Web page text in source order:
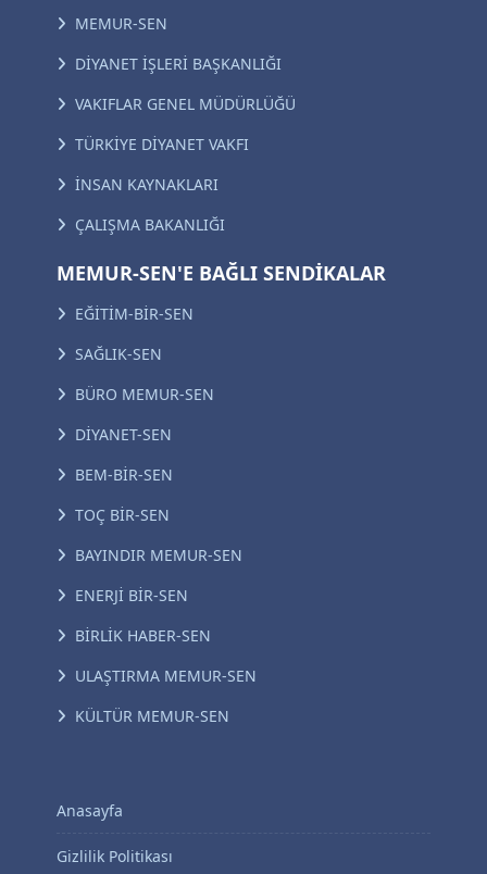
MEMUR-SEN
DİYANET İŞLERİ BAŞKANLIĞI
VAKIFLAR GENEL MÜDÜRLÜĞÜ
TÜRKİYE DİYANET VAKFI
İNSAN KAYNAKLARI
ÇALIŞMA BAKANLIĞI
MEMUR-SEN'E BAĞLI SENDİKALAR
EĞİTİM-BİR-SEN
SAĞLIK-SEN
BÜRO MEMUR-SEN
DİYANET-SEN
BEM-BİR-SEN
TOÇ BİR-SEN
BAYINDIR MEMUR-SEN
ENERJİ BİR-SEN
BİRLİK HABER-SEN
ULAŞTIRMA MEMUR-SEN
KÜLTÜR MEMUR-SEN
Anasayfa
Gizlilik Politikası